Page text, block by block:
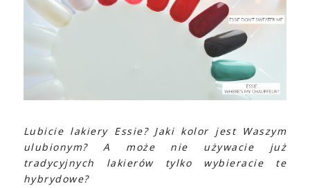
Lubicie lakiery Essie? Jaki kolor jest Waszym
ulubionym? A może nie używacie już
tradycyjnych lakierów tylko wybieracie te
hybrydowe?